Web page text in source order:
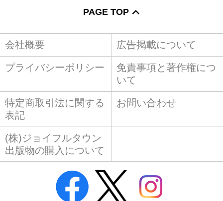
PAGE TOP
会社概要 広告掲載について
プライバシーポリシー
免責事項と著作権につ
いて
特定商取引法に関する
表記
お問い合わせ
(株)ジョイフルタウン
出版物の購入について